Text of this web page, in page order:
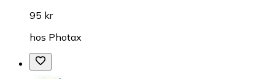
95 kr
hos Photax